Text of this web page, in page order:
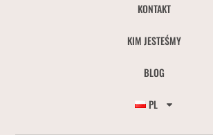
KONTAKT
KIM JESTEŚMY
BLOG
PL